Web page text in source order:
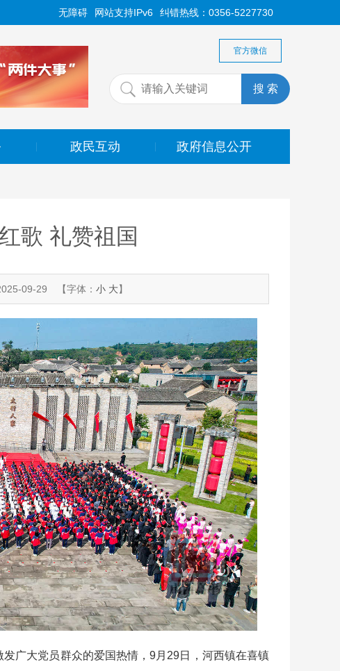
纠错热线：0356-5227730
网站支持IPv6
无障碍
官方微信
政民互动 政府信息公开
歌 礼赞祖国
09-29 【字体：小 大】
大党员群众的爱国热情，9月29日，河西镇在喜镇